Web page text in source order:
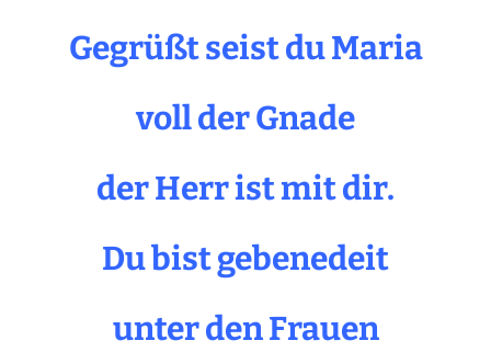
Gegrüßt seist du Maria
voll der Gnade
der Herr ist mit dir.
Du bist gebenedeit
unter den Frauen